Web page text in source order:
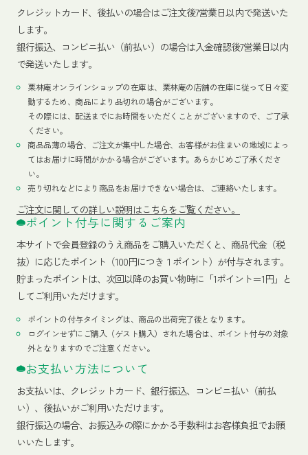
クレジットカード、 後払いの場合はご注文後7営業日以内で発送いた
します。
銀行振込、コンビニ払い（前払い）の場合は入金確認後7営業日以内
で発送いたします。
栗林庵オンラインショップの在庫は、栗林庵の店舗の在庫に従って日々変
動するため、商品により品切れの場合がございます。
その際には、配送までにお時間をいただくことがございますので、ご了承
ください。
商品品薄の場合、ご注文が集中した場合、お客様がお住まいの地域によっ
てはお届けに時間がかかる場合がございます。あらかじめご了承くださ
い。
売り切れなどにより商品をお届けできない場合は、ご連絡いたします。
ご注文に関しての詳しい説明はこちらをご覧ください。
ポイント付与に関するご案内
本サイトで会員登録のうえ商品をご購入いただくと、商品代金（税
抜）に応じたポイント（100円につき１ポイント）が付与されます。
貯まったポイントは、次回以降のお買い物時に「1ポイント＝1円」と
してご利用いただけます。
ポイントの付与タイミングは、商品の出荷完了後となります。
ログインせずにご購入（ゲスト購入）された場合は、ポイント付与の対象
外となりますのでご注意ください。
お支払い方法について
お支払いは、クレジットカード、銀行振込、コンビニ払い（前払
い）、後払いがご利用いただけます。
銀行振込の場合、お振込みの際にかかる手数料はお客様負担でお願
いいたします。